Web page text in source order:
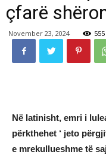
çfarë
November 23, 2024 555
Në latinisht, emri i
përkthehet ‘ jeto
e mrekullueshme të